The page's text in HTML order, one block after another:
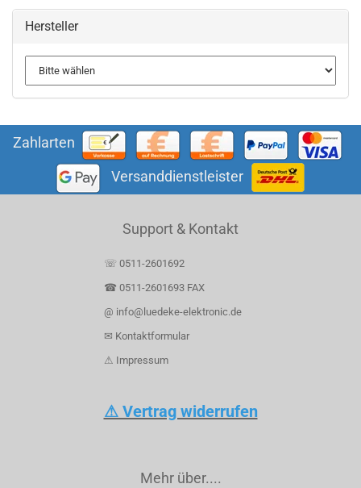
Hersteller
Zahlarten
Versanddienstleister
Support & Kontakt
☏ 0511-2601692
☎ 0511-2601693 FAX
@ info@luedeke-elektronic.de
✉ Kontaktformular
⚠ Impressum
⚠ Vertrag widerrufen
Mehr über....